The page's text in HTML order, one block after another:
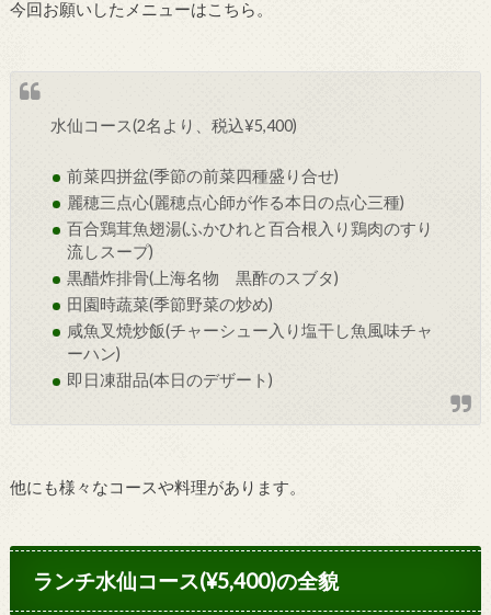
今回お願いしたメニューはこちら。
水仙コース(2名より、税込¥5,400)
前菜四拼盆(季節の前菜四種盛り合せ)
麗穂三点心(麗穂点心師が作る本日の点心三種)
百合鶏茸魚翅湯(ふかひれと百合根入り鶏肉のすり
流しスープ)
黒醋炸排骨(上海名物 黒酢のスブタ)
田園時蔬菜(季節野菜の炒め)
咸魚叉焼炒飯(チャーシュー入り塩干し魚風味チャ
ーハン)
即日凍甜品(本日のデザート)
他にも様々なコースや料理があります。
ランチ水仙コース(¥5,400)の全貌